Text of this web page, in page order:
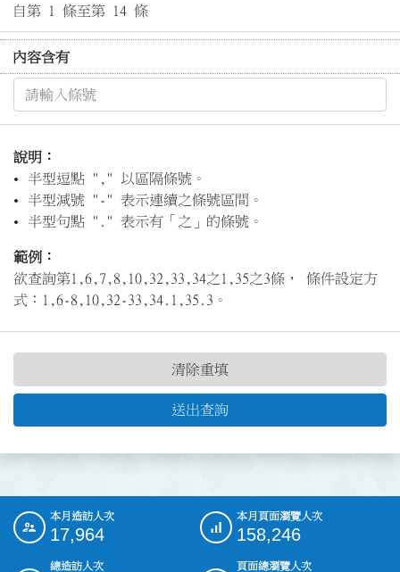
自第 1 條至第 14 條
內容含有
說明：
半型逗點 "," 以區隔條號。
半型減號 "-" 表示連續之條號區間。
半型句點 "." 表示有「之」的條號。
範例：
欲查詢第1,6,7,8,10,32,33,34之1,35之3條， 條件設定方
式：1,6-8,10,32-33,34.1,35.3。
送出查詢
清除重填
::: 本月造訪人次
17,964
本月頁面瀏覽人次
158,246
總造訪人次
頁面總瀏覽人次